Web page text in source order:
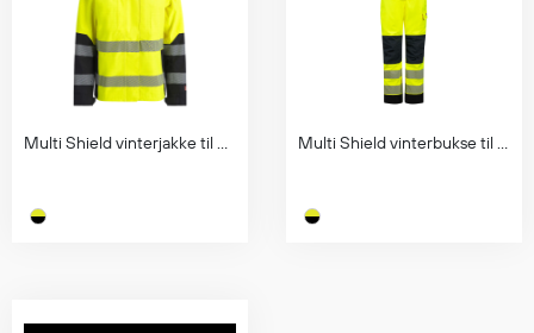
Multi Shield vinterjakke til dame, klasse 2 Multi Shield vinterbukse til dame, klasse 2